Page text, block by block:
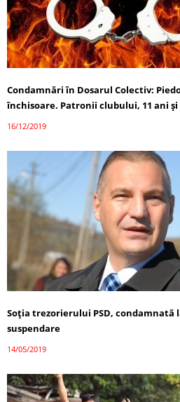
Condamnări în Dosarul Colectiv:
închisoare. Patronii clubului, 11 ani şi
16/12/2019
Soţia trezorierului PSD, condamnată
suspendare
14/05/2019